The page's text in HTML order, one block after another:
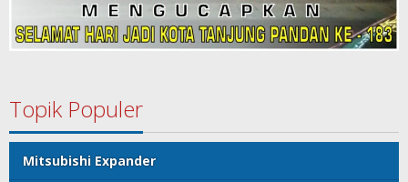
Topik Populer
Mitsubishi Expander